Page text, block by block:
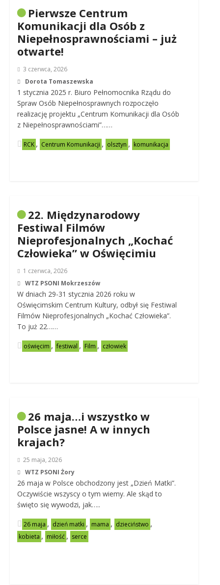
Pierwsze Centrum
Komunikacji dla Osób z
Niepełnosprawnościami – już
otwarte!
3 czerwca, 2026
Dorota Tomaszewska
1 stycznia 2025 r. Biuro Pełnomocnika Rządu do
Spraw Osób Niepełnosprawnych rozpoczęło
realizację projektu „Centrum Komunikacji dla Osób
z Niepełnosprawnościami”……
RCK , Centrum Komunikacji , olsztyn , komunikacja
22. Międzynarodowy
Festiwal Filmów
Nieprofesjonalnych „Kochać
Człowieka” w Oświęcimiu
1 czerwca, 2026
WTZ PSONI Mokrzeszów
W dniach 29-31 stycznia 2026 roku w
Oświęcimskim Centrum Kultury, odbył się Festiwal
Filmów Nieprofesjonalnych „Kochać Człowieka”.
To już 22……
oświęcim , festiwal , Film , człowiek
26 maja…i wszystko w
Polsce jasne! A w innych
krajach?
25 maja, 2026
WTZ PSONI Żory
26 maja w Polsce obchodzony jest „Dzień Matki”.
Oczywiście wszyscy o tym wiemy. Ale skąd to
święto się wywodzi, jak…..
26 maja , dzień matki , mama , dzieciństwo ,
kobieta , miłość , serce